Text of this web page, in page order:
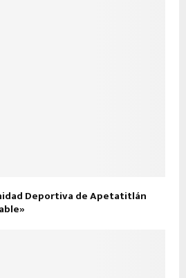
Deportiva de Apetatitlán